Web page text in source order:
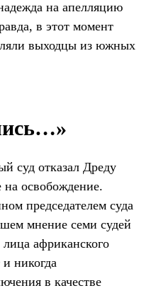
на апелляцию
в этот момент
выходцы из южных
суд отказал Дреду
на освобождение.
председателем суда
мнение семи судей
лица африканского
никогда
в качестве